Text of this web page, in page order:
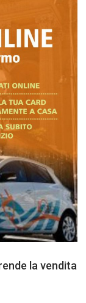
la vendita